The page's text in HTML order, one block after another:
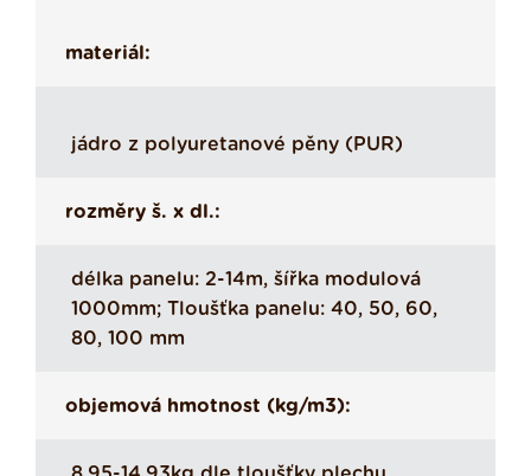
materiál:
jádro z polyuretanové pěny (PUR)
rozměry š. x dl.:
délka panelu: 2-14m, šířka modulová
1000mm; Tloušťka panelu: 40, 50, 60,
80, 100 mm
objemová hmotnost (kg/m3):